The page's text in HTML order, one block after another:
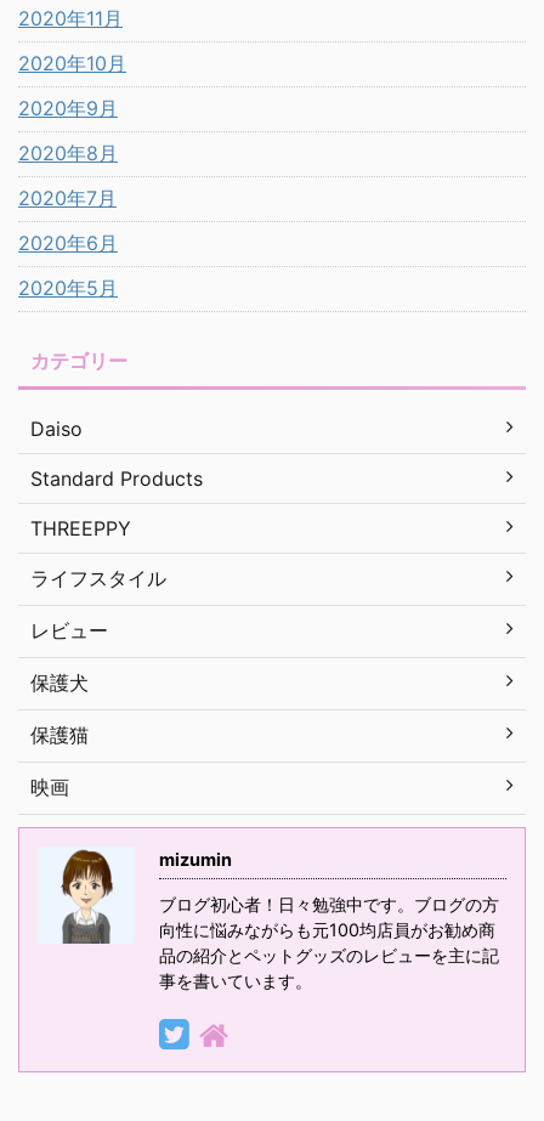
2020年11月
2020年10月
2020年9月
2020年8月
2020年7月
2020年6月
2020年5月
カテゴリー
Daiso
Standard Products
THREEPPY
ライフスタイル
レビュー
保護犬
保護猫
映画
mizumin
ブログ初心者！日々勉強中です。ブログの方
向性に悩みながらも元100均店員がお勧め商
品の紹介とペットグッズのレビューを主に記
事を書いています。